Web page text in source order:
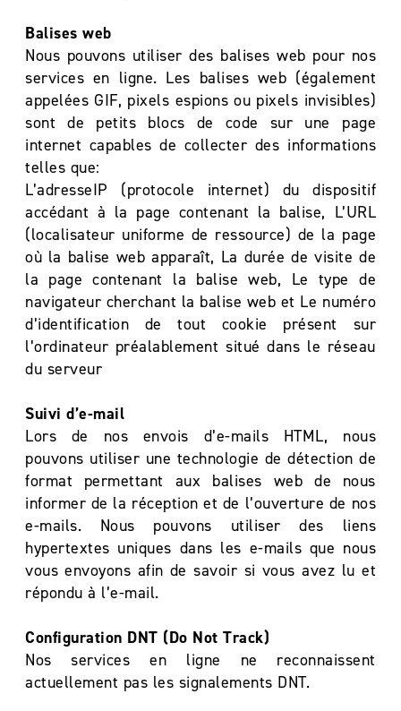
Balises web
Nous pouvons utiliser des balises web pour nos
services en ligne. Les balises web (également
appelées GIF, pixels espions ou pixels invisibles)
sont de petits blocs de code sur une page
internet capables de collecter des informations
telles que:
L’adresseIP (protocole internet) du dispositif
accédant à la page contenant la balise, L’URL
(localisateur uniforme de ressource) de la page
où la balise web apparaît, La durée de visite de
la page contenant la balise web, Le type de
navigateur cherchant la balise web et Le numéro
d’identification de tout cookie présent sur
l’ordinateur préalablement situé dans le réseau
du serveur
Suivi d’e-mail
Lors de nos envois d’e-mails HTML, nous
pouvons utiliser une technologie de détection de
format permettant aux balises web de nous
informer de la réception et de l’ouverture de nos
e-mails. Nous pouvons utiliser des liens
hypertextes uniques dans les e-mails que nous
vous envoyons afin de savoir si vous avez lu et
répondu à l’e-mail.
Configuration DNT (Do Not Track)
Nos services en ligne ne reconnaissent
actuellement pas les signalements DNT.